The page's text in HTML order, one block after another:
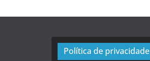
Política de privacidade